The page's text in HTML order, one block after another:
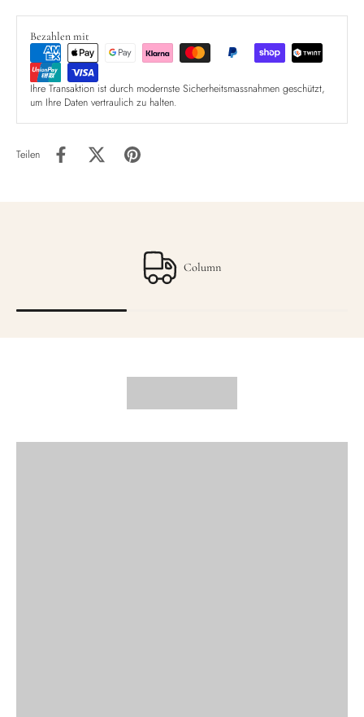
Bezahlen mit
Ihre Transaktion ist durch modernste Sicherheitsmassnahmen geschützt,
um Ihre Daten vertraulich zu halten.
Teilen
Column